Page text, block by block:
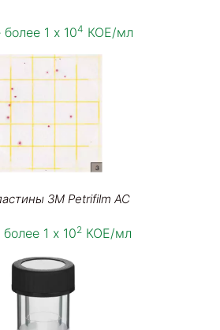
1 х 104 КОЕ/мл
3M Petrifilm AC
1 х 102КОЕ/мл